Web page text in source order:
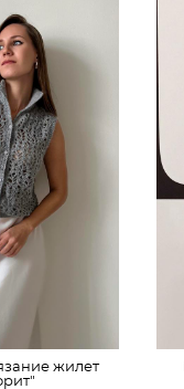
жилет